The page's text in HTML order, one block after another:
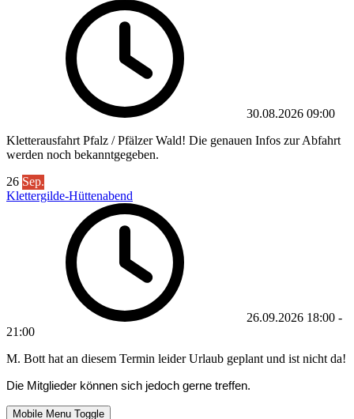
30.08.2026 09:00
Kletterausfahrt Pfalz / Pfälzer Wald! Die genauen Infos zur Abfahrt
werden noch bekanntgegeben.
26 Sep.
Klettergilde-Hüttenabend
26.09.2026 18:00 -
21:00
M. Bott hat an diesem Termin leider Urlaub geplant und ist nicht da!
Die Mitglieder können sich jedoch gerne treffen.
Mobile Menu Toggle